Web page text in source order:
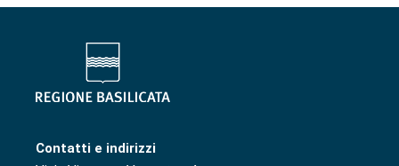
Contatti e indirizzi